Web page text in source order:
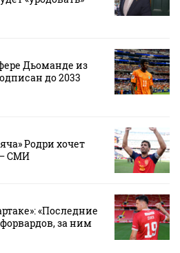
Дьоманде из
до 2033
Родри хочет
— СМИ
«Последние
за ним